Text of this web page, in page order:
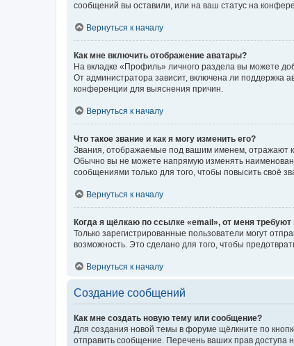
сообщений вы оставили, или на ваш статус на
Вернуться к началу
Как мне включить отображение аватары?
На вкладке «Профиль» личного раздела вы можете
От администратора зависит, включена ли поддержка
конференции для выяснения причин.
Вернуться к началу
Что такое звание и как я могу изменить его?
Звания, отображаемые под вашим именем, отражают
Обычно вы не можете напрямую изменять
сообщениями только для того, чтобы повысить своё
Вернуться к началу
Когда я щёлкаю по ссылке «email», от меня
Только зарегистрированные пользователи могут
возможность. Это сделано для того, чтобы
Вернуться к началу
Создание сообщений
Как мне создать новую тему или сообщение?
Для создания новой темы в форуме щёлкните по
отправить сообщение. Перечень ваших прав